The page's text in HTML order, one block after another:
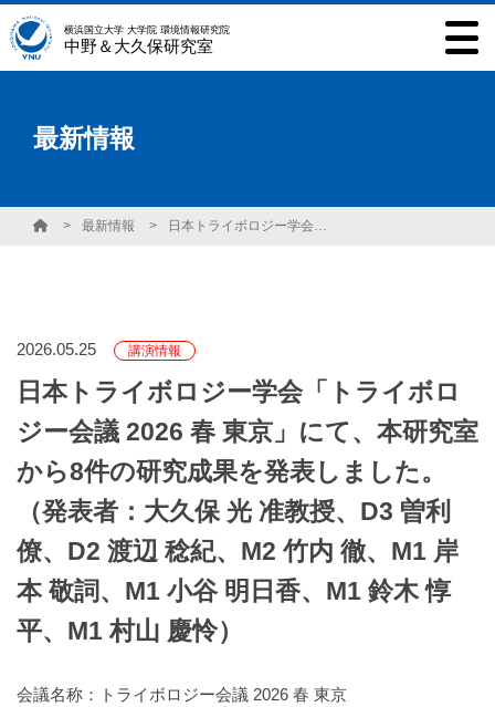
横浜国立大学 大学院 環境情報研究院
中野＆大久保研究室
最新情報
最新情報 日本トライボロジー学会「トライボロジー会議 2026 春 東京」にて、本研究室から8件の研究成果を発表しました。（発表者：大久保 光 准教授、D3 曽利 僚、D2 渡辺 稔紀、M2 竹内 徹、M1 岸本 敬詞、M1 小谷 明日香、M1 鈴木 惇平、M1 村山 慶怜）
2026.05.25 講演情報
日本トライボロジー学会「トライボロ
ジー会議 2026 春 東京」にて、本研究室
から8件の研究成果を発表しました。
（発表者：大久保 光 准教授、D3 曽利
僚、D2 渡辺 稔紀、M2 竹内 徹、M1 岸
本 敬詞、M1 小谷 明日香、M1 鈴木 惇
平、M1 村山 慶怜）
会議名称：トライボロジー会議 2026 春 東京